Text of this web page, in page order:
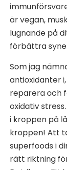
är vegan,
lugnande på
förbättra
Som jag
antioxidanter
reparera och
oxidativ
i kroppen på
kroppen! Att
superfoods i
rätt riktning